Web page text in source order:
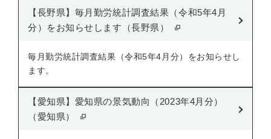
【長野県】毎月勤労統計調査結果（令和5年4月
分）をお知らせします（長野県）
毎月勤労統計調査結果（令和5年4月分）をお知らせし
ます。
【愛知県】愛知県の景気動向（2023年4月分）
（愛知県）